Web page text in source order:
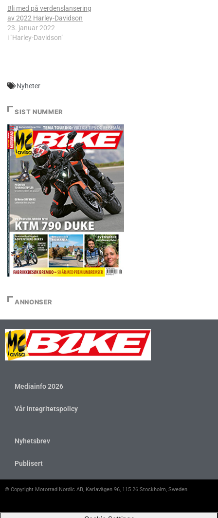
Bli med på verdenslansering
av 2022 Harley-Davidson
23. januar 2022
i "Harley-Davidson"
Nyheter
SIST NUMMER
ANNONSER
Mediainfo 2026
Vår integritetspolicy
Nyhetsbrev
Publisert
© Copyright Motorrad Nordic AB, Karlavägen 96, 115 26 Stockholm, Sweden